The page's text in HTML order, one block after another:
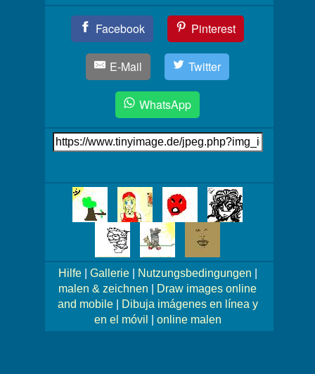
Facebook Pinterest
E-Mail Twitter
WhatsApp
Link
auf's
Mehr
Bilder!
Hilfe| Gallerie| Nutzungsbedingungen
malen & zeichnen
Draw images online
and mobile|
Dibuja imágenes en línea y
en el móvil
online malen